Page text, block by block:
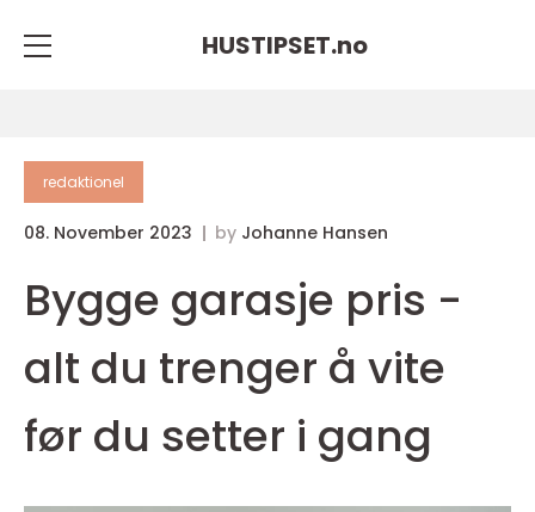
HUSTIPSET.no
redaktionel
08. November 2023 by Johanne Hansen
Bygge garasje pris -
alt du trenger å vite
før du setter i gang